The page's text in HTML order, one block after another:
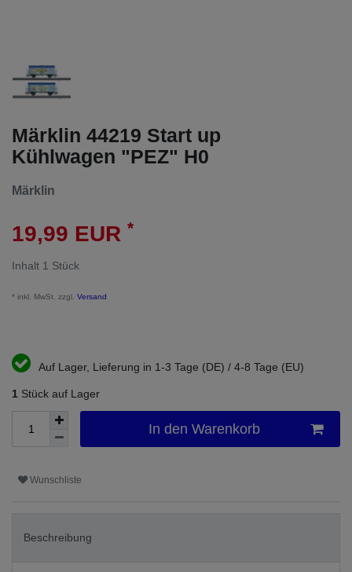
Märklin 44219 Start up
Kühlwagen "PEZ" H0
Märklin
19,99 EUR *
Inhalt 1 Stück
* inkl. MwSt. zzgl. Versand
Auf Lager, Lieferung in 1-3 Tage (DE) / 4-8 Tage (EU)
1 Stück auf Lager
In den Warenkorb
Wunschliste
Beschreibung